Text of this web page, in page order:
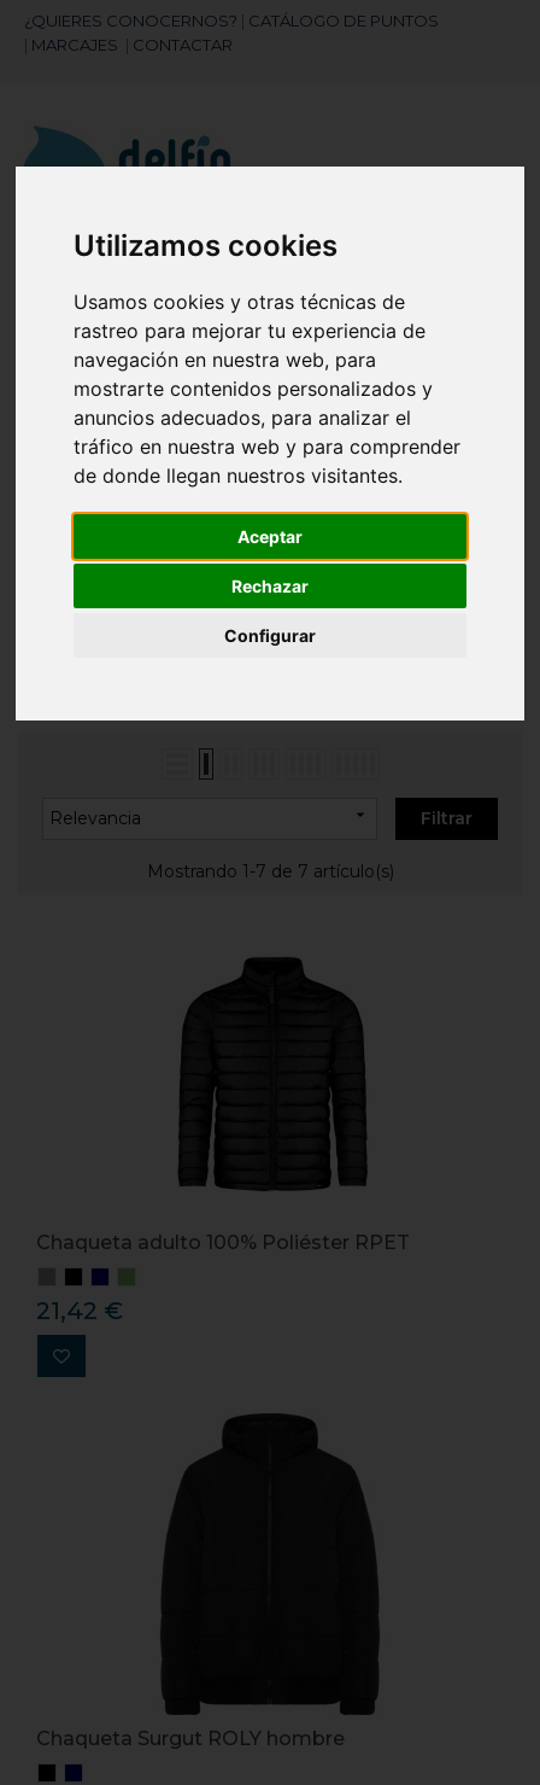
Utilizamos cookies
Usamos cookies y otras técnicas de
rastreo para mejorar tu experiencia de
navegación en nuestra web, para
mostrarte contenidos personalizados y
anuncios adecuados, para analizar el
tráfico en nuestra web y para comprender
de donde llegan nuestros visitantes.
Aceptar
Rechazar
Configurar
¿QUIERES CONOCERNOS?
CATÁLOGO DE PUNTOS
MARCAJES CONTACTAR
945 121 003
Navegación
palanca
Artículos
search
ROPA PERSONALIZADA
Personalizadas
Chaquetas acolchadas
CHAQUETAS ACOLCHADAS
Relevancia  Filtrar
Mostrando 1-7 de 7 artículo(s)
Chaqueta adulto 100% Poliéster RPET
21,42 €
Chaqueta Surgut ROLY hombre